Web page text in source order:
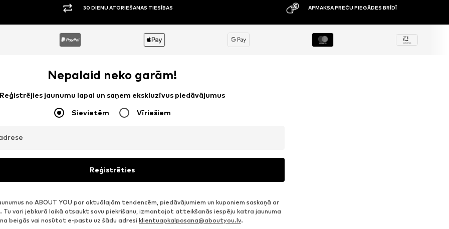
30 DIENU ATGRIEŠANAS TIESĪBAS APMAKSA PREČU PIEGĀDES BRĪDĪ
Nepalaid neko garām!
Reģistrējies jaunumu lapai un saņem ekskluzīvus piedāvājumus
Sievietēm Vīriešiem
Reģistrēties
no ABOUT YOU par aktuālajām tendencēm, piedāvājumiem un kuponiem saskaņā ar
. Tu vari jebkurā laikā atsaukt savu piekrišanu, izmantojot atteikšanās iespēju katra jaunuma
beigās vai nosūtot e-pastu uz šādu adresi klientuapkalposana@aboutyou.lv.